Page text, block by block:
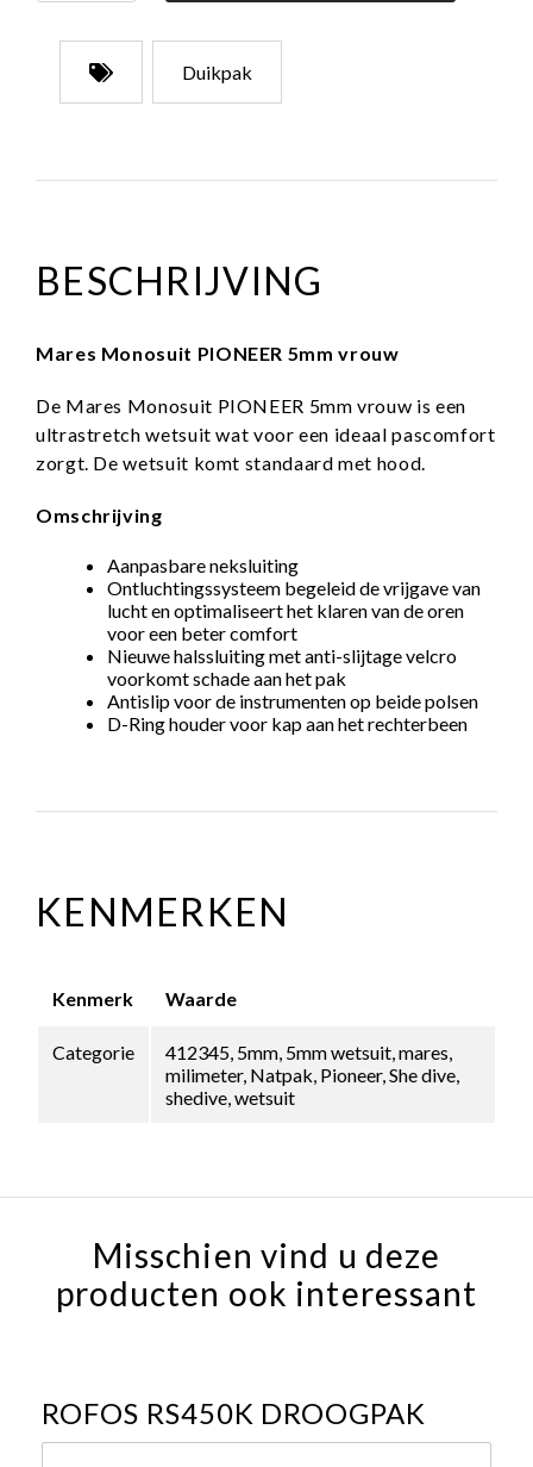
Duikpak
BESCHRIJVING
Mares Monosuit PIONEER 5mm vrouw
De Mares Monosuit PIONEER 5mm vrouw is een
ultrastretch wetsuit wat voor een ideaal pascomfort
zorgt. De wetsuit komt standaard met hood.
Omschrijving
Aanpasbare neksluiting
Ontluchtingssysteem begeleid de vrijgave van
lucht en optimaliseert het klaren van de oren
voor een beter comfort
Nieuwe halssluiting met anti-slijtage velcro
voorkomt schade aan het pak
Antislip voor de instrumenten op beide polsen
D-Ring houder voor kap aan het rechterbeen
KENMERKEN
Kenmerk Waarde
Categorie
412345, 5mm, 5mm wetsuit, mares,
milimeter, Natpak, Pioneer, She dive,
shedive, wetsuit
Misschien vind u deze
producten ook interessant
ROFOS RS450K DROOGPAK